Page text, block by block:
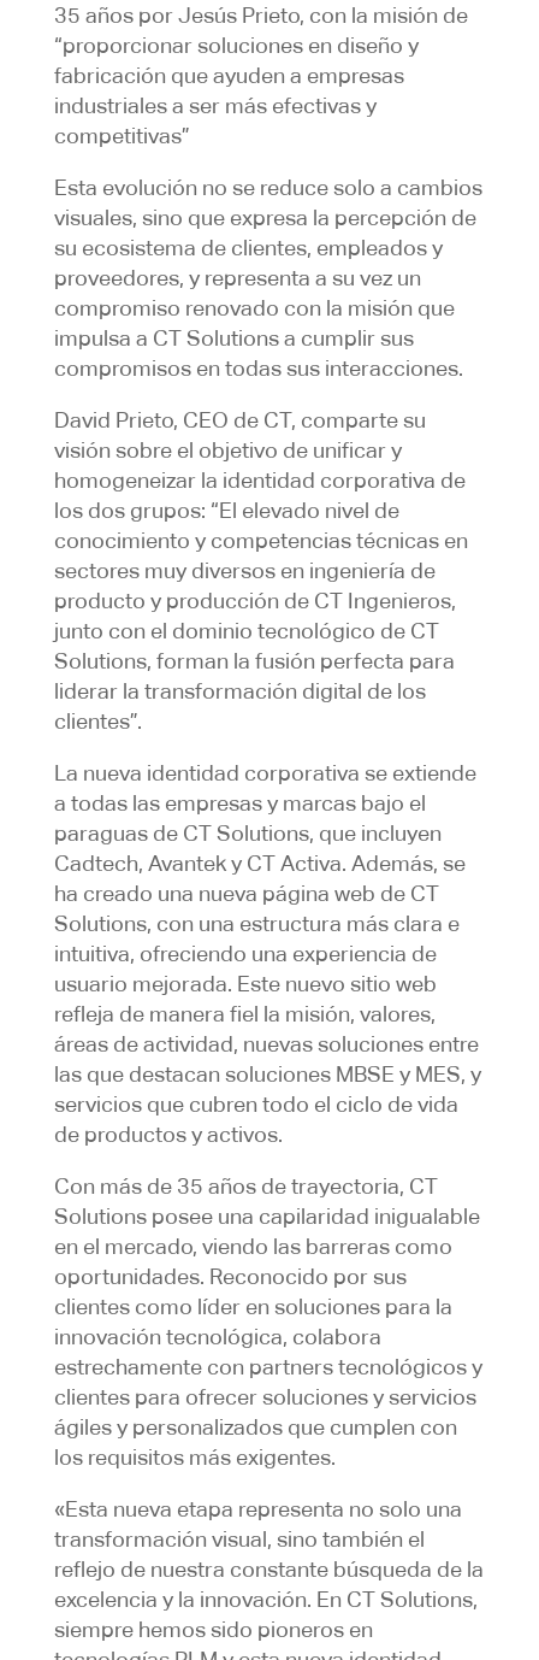
35 años por Jesús Prieto, con la misión de
“proporcionar soluciones en diseño y
fabricación que ayuden a empresas
industriales a ser más efectivas y
competitivas”
Esta evolución no se reduce solo a cambios
visuales, sino que expresa la percepción de
su ecosistema de clientes, empleados y
proveedores, y representa a su vez un
compromiso renovado con la misión que
impulsa a CT Solutions a cumplir sus
compromisos en todas sus interacciones.
David Prieto, CEO de CT, comparte su
visión sobre el objetivo de unificar y
homogeneizar la identidad corporativa de
los dos grupos: “El elevado nivel de
conocimiento y competencias técnicas en
sectores muy diversos en ingeniería de
producto y producción de CT Ingenieros,
junto con el dominio tecnológico de CT
Solutions, forman la fusión perfecta para
liderar la transformación digital de los
clientes”.
La nueva identidad corporativa se extiende
a todas las empresas y marcas bajo el
paraguas de CT Solutions, que incluyen
Cadtech, Avantek y CT Activa. Además, se
ha creado una nueva página web de CT
Solutions, con una estructura más clara e
intuitiva, ofreciendo una experiencia de
usuario mejorada. Este nuevo sitio web
refleja de manera fiel la misión, valores,
áreas de actividad, nuevas soluciones entre
las que destacan soluciones MBSE y MES, y
servicios que cubren todo el ciclo de vida
de productos y activos.
Con más de 35 años de trayectoria, CT
Solutions posee una capilaridad inigualable
en el mercado, viendo las barreras como
oportunidades. Reconocido por sus
clientes como líder en soluciones para la
innovación tecnológica, colabora
estrechamente con partners tecnológicos y
clientes para ofrecer soluciones y servicios
ágiles y personalizados que cumplen con
los requisitos más exigentes.
«Esta nueva etapa representa no solo una
transformación visual, sino también el
reflejo de nuestra constante búsqueda de la
excelencia y la innovación. En CT Solutions,
siempre hemos sido pioneros en